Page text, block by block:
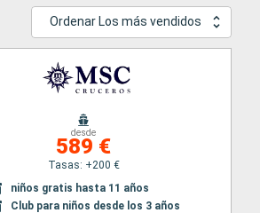
Ordenar Los más vendidos
desde
589 €
Tasas: +200 €
niños gratis hasta 11 años
Club para niños desde los 3 años